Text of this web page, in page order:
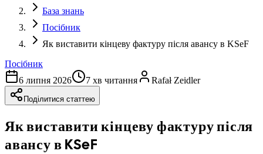
База знань
Посібник
Як виставити кінцеву фактуру після авансу в KSeF
Посібник
6 липня 2026
7 хв читання Rafał Zeidler
Поділитися статтею
Як виставити кінцеву фактуру після
авансу в KSeF